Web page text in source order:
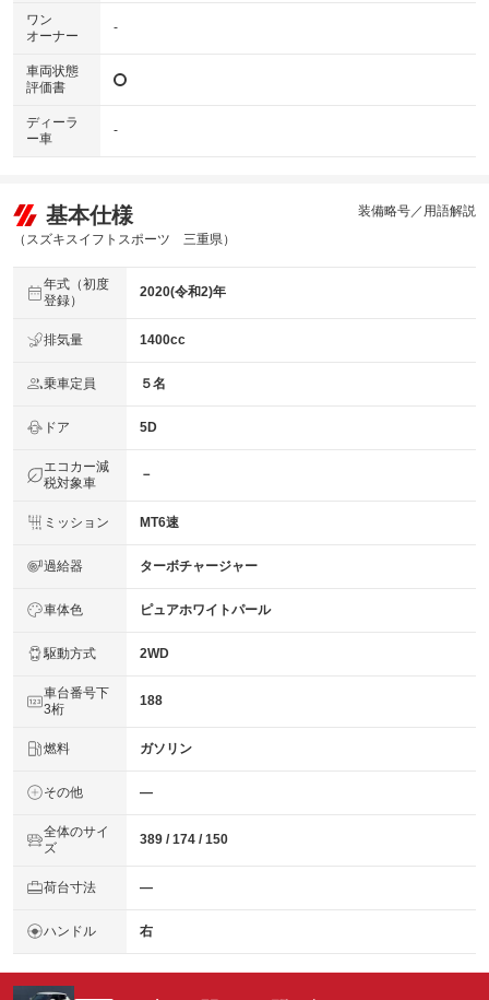
ワン
オーナー
-
車両状態
評価書
ディーラ
ー車
-
基本仕様
（スズキスイフトスポーツ 三重県）
装備略号／用語解説
年式（初度
登録）
2020(令和2)年
排気量 1400cc
乗車定員 ５名
ドア 5D
エコカー減
税対象車
－
ミッション MT6速
過給器 ターボチャージャー
車体色 ピュアホワイトパール
駆動方式 2WD
車台番号下
3桁
188
燃料 ガソリン
その他 ―
全体のサイ
ズ
389 / 174 / 150
荷台寸法 ―
ハンドル 右